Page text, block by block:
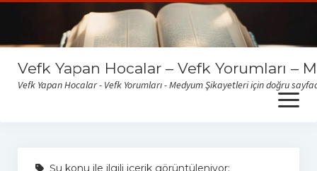
Vefk Yapan Hocalar – Vefk Yorumları –
Vefk Yapan Hocalar - Vefk Yorumları - Medyum Şikayetleri için doğru
open
menu
buraya tıklayabilirsiniz
Şu konu ile ilgili içerik görüntüleniyor: